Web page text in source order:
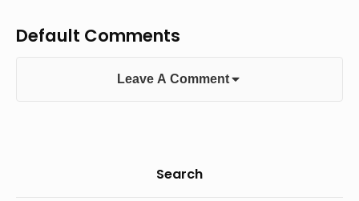
Default Comments
Leave A Comment
Search